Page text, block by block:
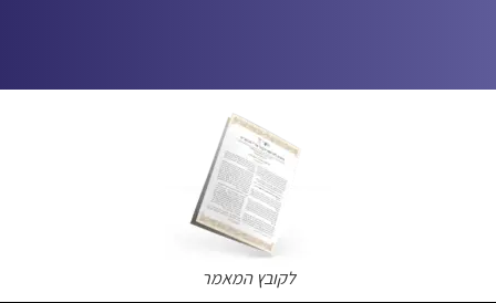
לקובץ המאמר